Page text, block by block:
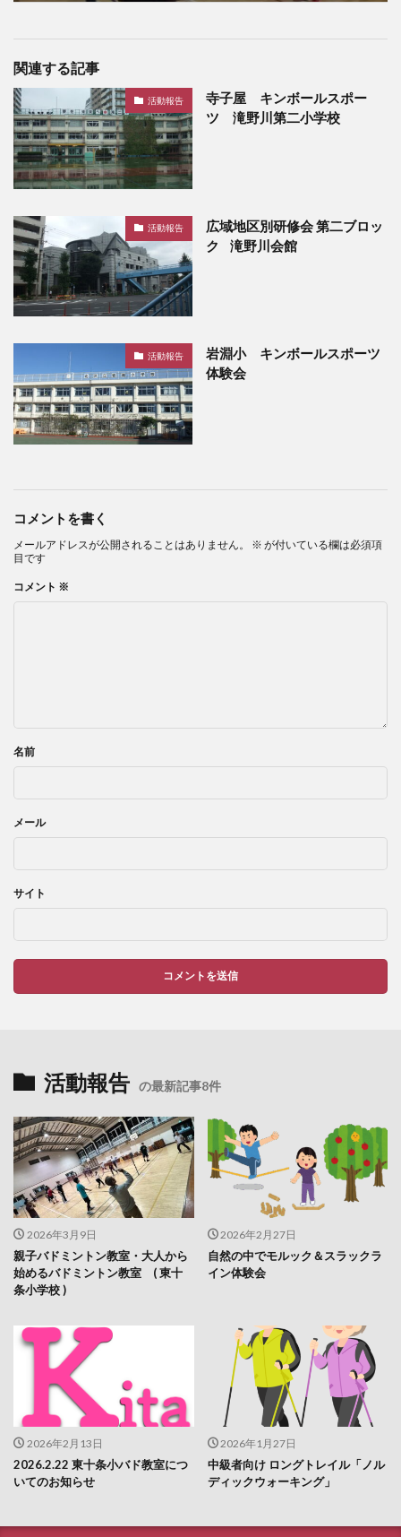
関連する記事
活動報告
寺子屋 キンボールスポー
ツ 滝野川第二小学校
活動報告
広域地区別研修会 第二ブロッ
ク 滝野川会館
活動報告
岩淵小 キンボールスポーツ
体験会
コメントを書く
メールアドレスが公開されることはありません。 ※ が付いている欄は必須項
目です
コメント ※
名前
メール
サイト
活動報告 の最新記事8件
2026年3月9日
親子バドミントン教室・大人から
始めるバドミントン教室 ( 東十
条小学校 )
2026年2月27日
自然の中でモルック＆スラックラ
イン体験会
2026年2月13日
2026.2.22 東十条小バド教室につ
いてのお知らせ
2026年1月27日
中級者向け ロングトレイル「ノル
ディックウォーキング」